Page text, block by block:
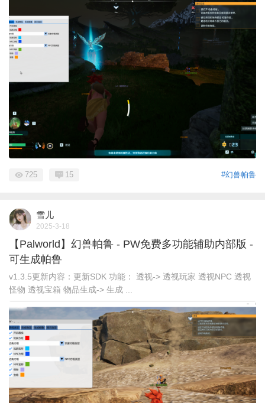
#幻兽帕鲁
725 15
雪儿
2025-3-18
【Palworld】幻兽帕鲁 - PW免费多功能辅助内部版 -
可生成帕鲁
v1.3.5更新内容：更新SDK 功能： 透视-> 透视玩家 透视NPC 透视
怪物 透视宝箱 物品生成-> 生成 ...